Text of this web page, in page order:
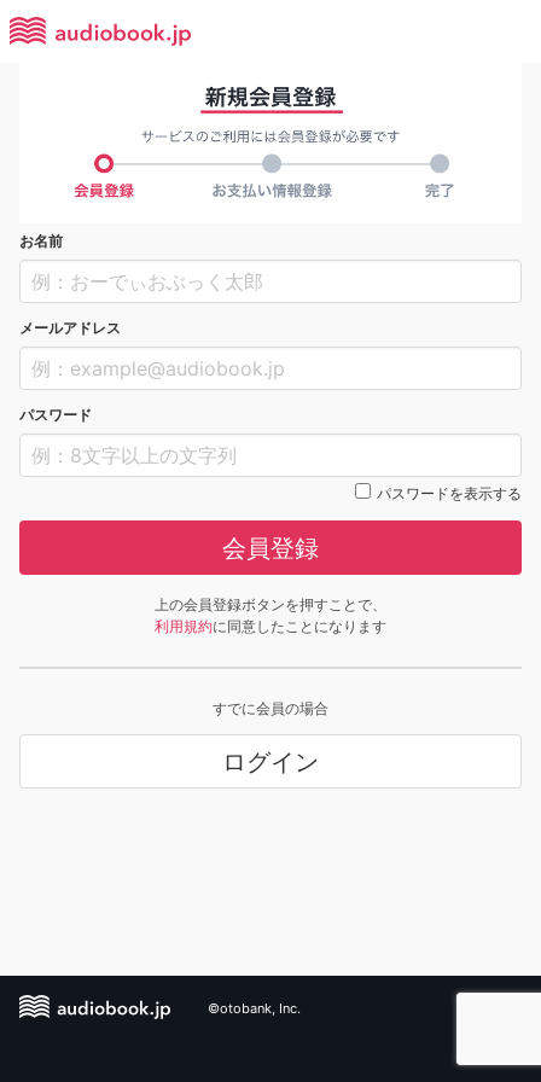
お名前
メールアドレス
パスワード
パスワードを表示する
会員登録
上の会員登録ボタンを押すことで、
利用規約に同意したことになります
すでに会員の場合
ログイン
©otobank, Inc.